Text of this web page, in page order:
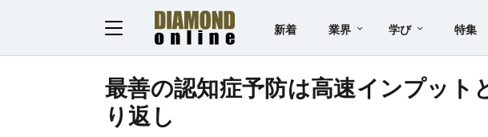
新着 業界 学び 特集
最善の認知症予防は高速インプット
り返し